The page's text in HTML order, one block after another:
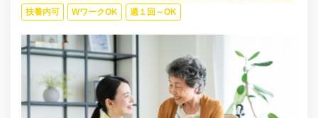
扶養内可 WワークOK 週１回～OK